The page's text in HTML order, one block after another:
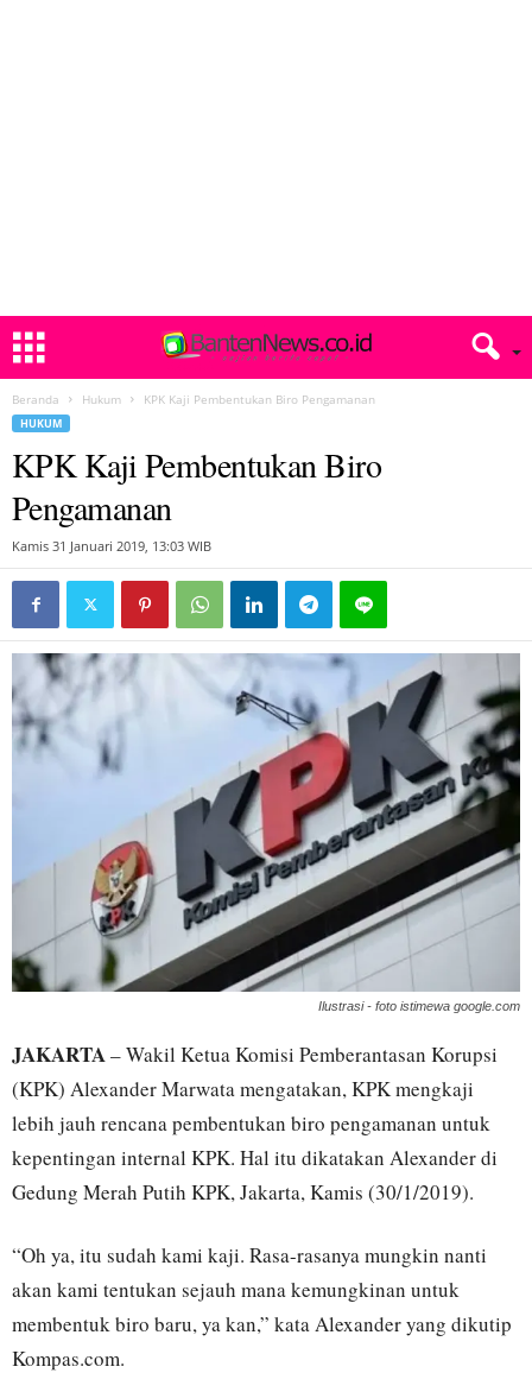
Beranda Hukum KPK Kaji Pembentukan Biro Pengamanan
HUKUM
KPK Kaji Pembentukan Biro
Pengamanan
Kamis 31 Januari 2019, 13:03 WIB
Ilustrasi - foto istimewa google.com
JAKARTA– Wakil Ketua Komisi Pemberantasan Korupsi
(KPK) Alexander Marwata mengatakan, KPK mengkaji
lebih jauh rencana pembentukan biro pengamanan untuk
kepentingan internal KPK. Hal itu dikatakan Alexander di
Gedung Merah Putih KPK, Jakarta, Kamis (30/1/2019).
“Oh ya, itu sudah kami kaji. Rasa-rasanya mungkin nanti
akan kami tentukan sejauh mana kemungkinan untuk
membentuk biro baru, ya kan,” kata Alexander yang dikutip
Kompas.com.